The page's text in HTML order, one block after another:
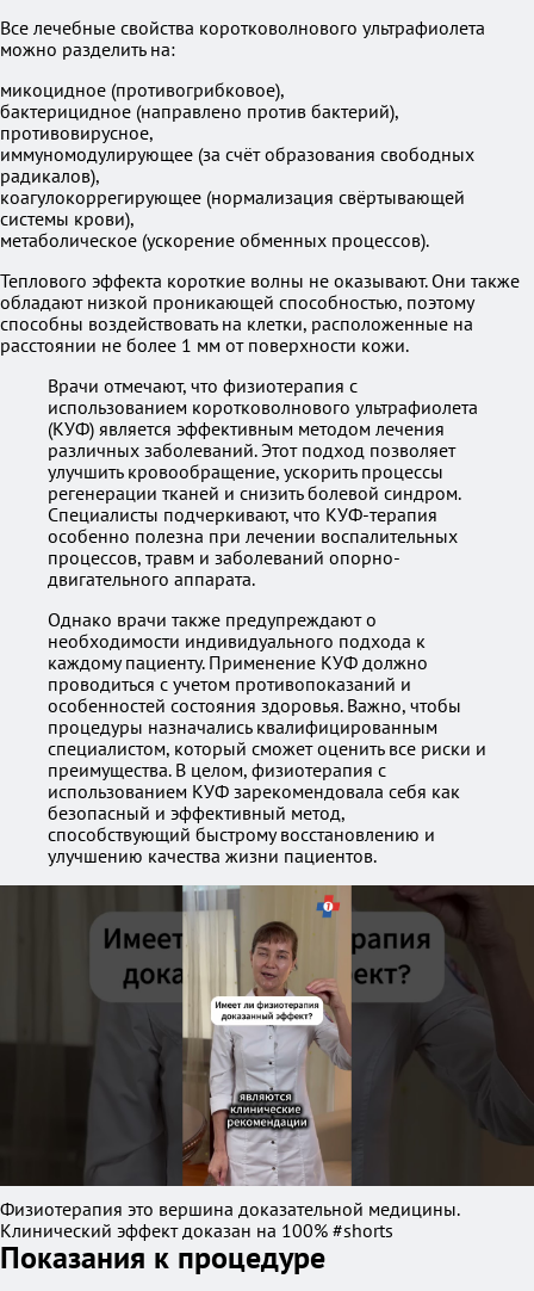
Все лечебные свойства коротковолнового ультрафиолета
можно разделить на:
микоцидное (противогрибковое),
бактерицидное (направлено против бактерий),
противовирусное,
иммуномодулирующее (за счёт образования свободных
радикалов),
коагулокоррегирующее (нормализация свёртывающей
системы крови),
метаболическое (ускорение обменных процессов).
Теплового эффекта короткие волны не оказывают. Они также
обладают низкой проникающей способностью, поэтому
способны воздействовать на клетки, расположенные на
расстоянии не более 1 мм от поверхности кожи.
Врачи отмечают, что физиотерапия с
использованием коротковолнового ультрафиолета
(КУФ) является эффективным методом лечения
различных заболеваний. Этот подход позволяет
улучшить кровообращение, ускорить процессы
регенерации тканей и снизить болевой синдром.
Специалисты подчеркивают, что КУФ-терапия
особенно полезна при лечении воспалительных
процессов, травм и заболеваний опорно-
двигательного аппарата.
Однако врачи также предупреждают о
необходимости индивидуального подхода к
каждому пациенту. Применение КУФ должно
проводиться с учетом противопоказаний и
особенностей состояния здоровья. Важно, чтобы
процедуры назначались квалифицированным
специалистом, который сможет оценить все риски и
преимущества. В целом, физиотерапия с
использованием КУФ зарекомендовала себя как
безопасный и эффективный метод,
способствующий быстрому восстановлению и
улучшению качества жизни пациентов.
Физиотерапия это вершина доказательной медицины.
Клинический эффект доказан на 100% #shorts
Показания к процедуре